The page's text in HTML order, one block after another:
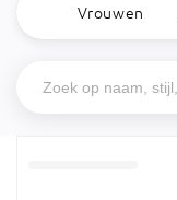
Vrouwen